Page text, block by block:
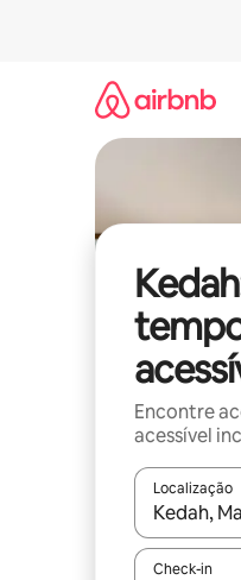
Encontre
acessível
Localização
Quando
Check-in